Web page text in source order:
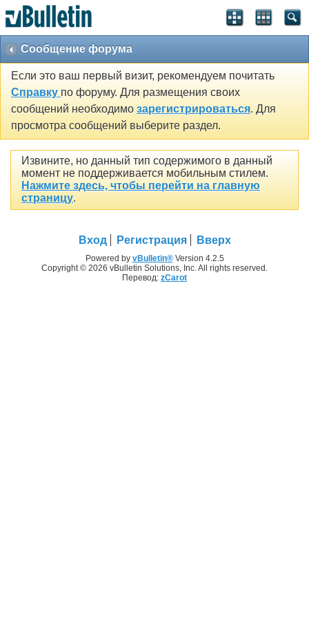
Сообщение форума
Если это ваш первый визит, рекомендуем почитать
Справку по форуму. Для размещения своих
сообщений необходимо зарегистрироваться. Для
просмотра сообщений выберите раздел.
Извините, но данный тип содержимого в данный
момент не поддерживается мобильным стилем.
Нажмите здесь, чтобы перейти на главную
страницу.
Вход Регистрация Вверх
Powered by vBulletin®Version 4.2.5
Copyright © 2026 vBulletin Solutions, Inc. All rights reserved.
Перевод: zCarot